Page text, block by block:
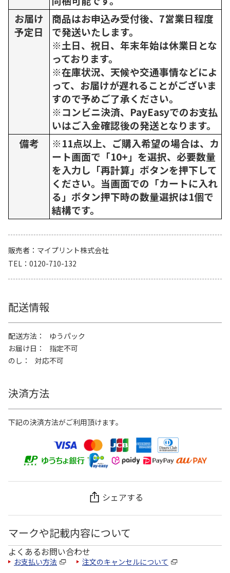
お届け
予定日
商品はお申込み受付後、7営業日程度
で発送いたします。
※土日、祝日、年末年始は休業日とな
っております。
※在庫状況、天候や交通事情などによ
って、お届けが遅れることがございま
すので予めご了承ください。
※コンビニ決済、PayEasyでのお支払
いはご入金確認後の発送となります。
備考
※11点以上、ご購入希望の場合は、カ
ート画面で「10+」を選択、必要数量
を入力し「再計算」ボタンを押下して
ください。当画面での「カートに入れ
る」ボタン押下時の数量選択は1個で
結構です。
販売者
マイプリント株式会社
TEL
0120-710-132
配送情報
配送方法
ゆうパック
お届け日
指定不可
のし
対応不可
決済方法
下記の決済方法がご利用頂けます。
シェアする
マークや記載内容について
よくあるお問い合わせ
お支払い方法 注文のキャンセルについて